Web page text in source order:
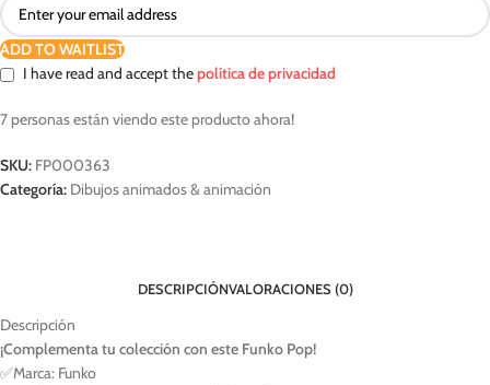
ADD TO WAITLIST
I have read and accept thepolítica de privacidad
7 personas están viendo este producto ahora!
SKU: FP000363
Categoría: Dibujos animados & animación
DESCRIPCIÓNVALORACIONES (0)
Descripción
¡Complementa tu colección con este Funko Pop!
✅Marca: Funko